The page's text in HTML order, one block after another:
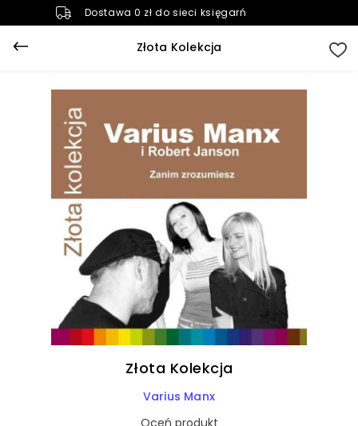
Dostawa 0 zł do sieci księgarń
Złota Kolekcja
Złota Kolekcja
Varius Manx
Oceń produkt